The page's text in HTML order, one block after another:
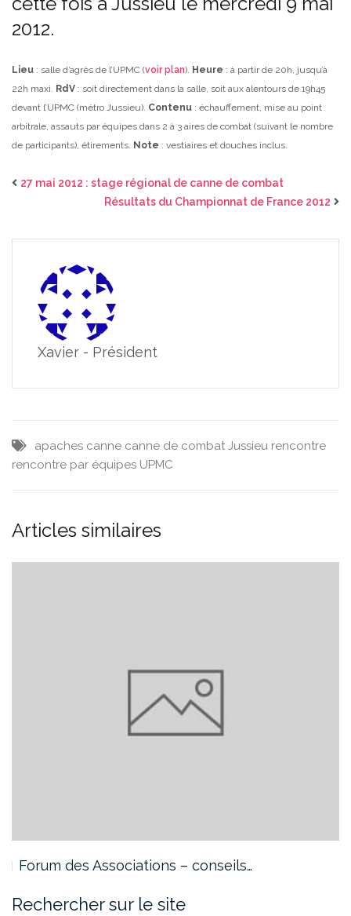
2012.
Lieu : salle d’agrès de l’UPMC (voir plan). Heure : à partir de 20h, jusqu’à
22h maxi. RdV : soit directement dans la salle, soit aux alentours de 19h45
devant l’UPMC (métro Jussieu). Contenu : échauffement, mise au point
arbitrale, assauts par équipes dans 2 à 3 aires de combat (suivant le nombre
de participants), étirements. Note : vestiaires et douches inclus.
27 mai 2012 : stage régional de canne de combat
Résultats du Championnat de France 2012
Xavier - Président
apaches canne canne de combat Jussieu rencontre
rencontre par équipes UPMC
Articles similaires
Forum des Associations – conseils…
Rechercher sur le site